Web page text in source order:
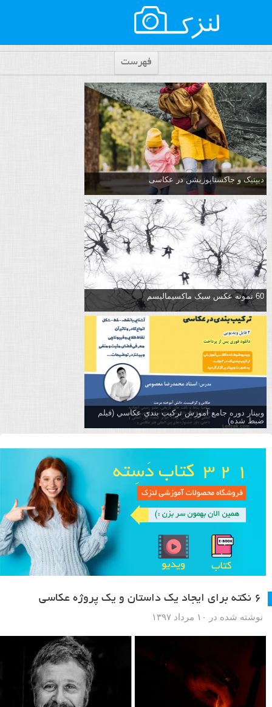
فهرست
دیپتیک و جاکستا‌پوزیشن در عکاسی
60 نمونه عکس سبک ماکسیمالیسم
وبینار دوره جامع آموزش تركيب بندي عكاسي (فیلم
ضبط شده)
۶ نکته برای ایجاد یک داستان و یک پروژه عکاسی
نوشته شده در ۱۰ مرداد ۱۳۹۷